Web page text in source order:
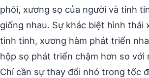
phôi, xương sọ của người và tinh
giống nhau. Sự khác biệt hình thái
tinh tinh, xương hàm phát triển
hộp sọ phát triển chậm hơn so với
Chỉ cần sự thay đổi nhỏ trong tốc